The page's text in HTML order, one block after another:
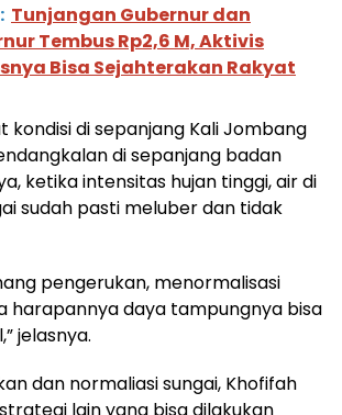
Tunjangan Gubernur dan
Tembus Rp2,6 M, Aktivis
Bisa Sejahterakan Rakyat
kondisi di sepanjang Kali Jombang
di sepanjang badan
ketika intensitas hujan tinggi, air di
sudah pasti meluber dan tidak
pengerukan, menormalisasi
harapannya daya tampungnya bisa
jelasnya.
dan normaliasi sungai, Khofifah
lain yang bisa dilakukan